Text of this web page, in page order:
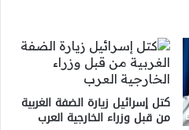
كتل إسرائيل زيارة الضفة الغربية
من قبل وزراء الخارجية العرب